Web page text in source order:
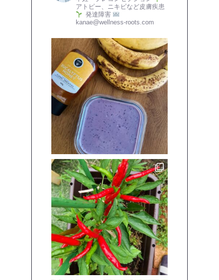
アトピー、ニキビなど皮膚疾患
発達障害
kanae@wellness-roots.com